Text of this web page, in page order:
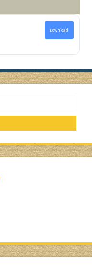
Download